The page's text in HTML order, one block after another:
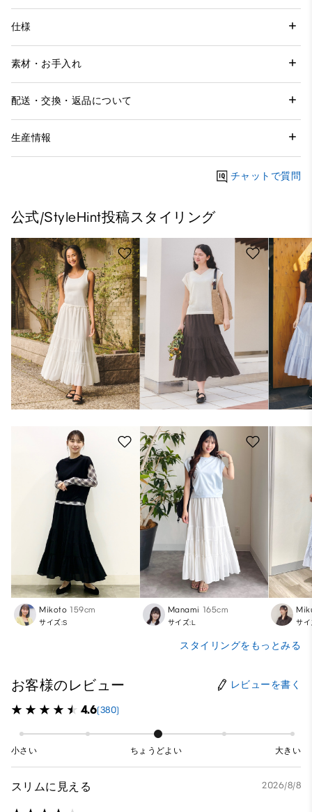
仕様
素材・お手入れ
配送・交換・返品について
生産情報
チャットで質問
公式/StyleHint投稿スタイリング
Mikoto 159cm
サイズ:S
Manami 165cm
サイズ:L サ
スタイリングをもっとみる
お客様のレビュー レビューを書く
4.6(380)
小さい ちょうどよい 大きい
スリムに見える 2026/8/8